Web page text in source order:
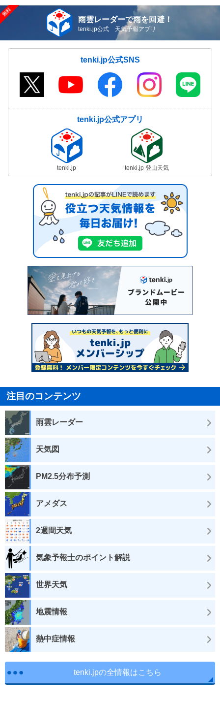
雨雲レーダーで雨を回避！
tenki.jp公式 天気予報アプリ
tenki.jp公式SNS
tenki.jp公式アプリ
tenki.jp tenki.jp 登山天気
注目のコンテンツ
雨雲レーダー
天気図
PM2.5分布予測
アメダス
2週間天気
気象予報士のポイント解説
世界天気
地震情報
熱中症情報
tenki.jpの全情報はこちら